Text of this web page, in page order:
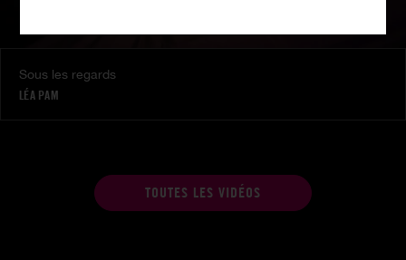
Sous les regards
LÉA PAM
TOUTES LES VIDÉOS